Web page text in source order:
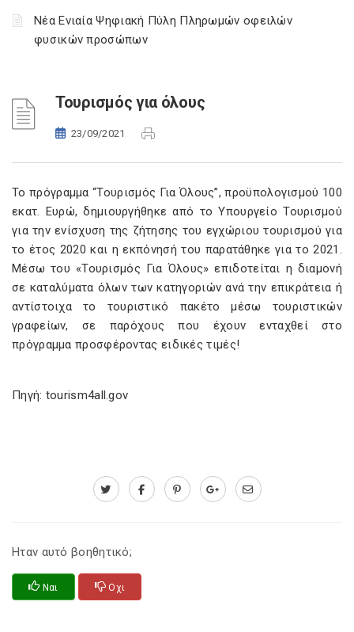
Νέα Ενιαία Ψηφιακή Πύλη Πληρωμών οφειλών
φυσικών προσώπων
Τουρισμός για όλους
23/09/2021
Το πρόγραμμα “Τουρισμός Για Όλους”, προϋπολογισμού 100
εκατ. Ευρώ, δημιουργήθηκε από το Υπουργείο Τουρισμού
για την ενίσχυση της ζήτησης του εγχώριου τουρισμού για
το έτος 2020 και η εκπόνησή του παρατάθηκε για το 2021.
Μέσω του «Τουρισμός Για Όλους» επιδοτείται η διαμονή
σε καταλύματα όλων των κατηγοριών ανά την επικράτεια ή
αντίστοιχα το τουριστικό πακέτο μέσω τουριστικών
γραφείων, σε παρόχους που έχουν ενταχθεί στο
πρόγραμμα προσφέροντας ειδικές τιμές!
Πηγή: tourism4all.gov
Ηταν αυτό βοηθητικό;
Ναι Οχι